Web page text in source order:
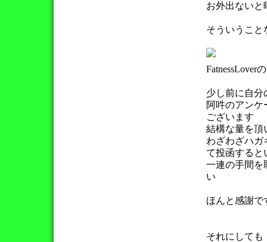
お外出ないと
そういう
FatnessLover
少し前に自分
阿吽のアン
ございます
結構な量を頂
わざわざハ
て投函すると
一連の手間
い
ほんと感謝で
それにして